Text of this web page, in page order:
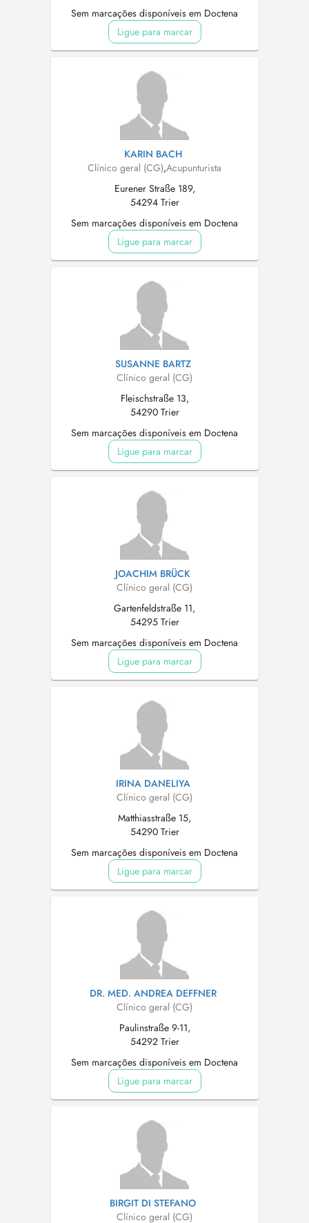
Sem marcações disponíveis em Doctena
Ligue para marcar
KARIN BACH
Clínico geral (CG),Acupunturista
Eurener Straße 189,
54294 Trier
Sem marcações disponíveis em Doctena
Ligue para marcar
SUSANNE BARTZ
Clínico geral (CG)
Fleischstraße 13,
54290 Trier
Sem marcações disponíveis em Doctena
Ligue para marcar
JOACHIM BRÜCK
Clínico geral (CG)
Gartenfeldstraße 11,
54295 Trier
Sem marcações disponíveis em Doctena
Ligue para marcar
IRINA DANELIYA
Clínico geral (CG)
Matthiasstraße 15,
54290 Trier
Sem marcações disponíveis em Doctena
Ligue para marcar
DR. MED. ANDREA DEFFNER
Clínico geral (CG)
Paulinstraße 9-11,
54292 Trier
Sem marcações disponíveis em Doctena
Ligue para marcar
BIRGIT DI STEFANO
Clínico geral (CG)